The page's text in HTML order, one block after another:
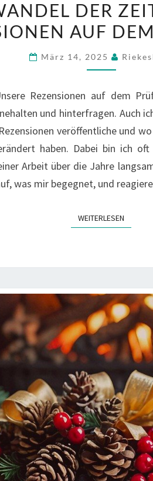
WANDEL
DER
UNSERE
AUF
DEM
DER
AUF
März 14, 2025
Rezensionen auf dem
und hinterfragen. Auch
veröffentliche und
haben. Dabei bin ich
Arbeit über die Jahre
was mir begegnet, und
WEITERLESEN